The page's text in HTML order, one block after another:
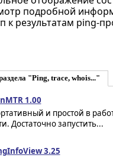
подробной
к результатам ping-
"Ping, trace, whois..."
1.00
и простой в
Достаточно запустить...
3.25